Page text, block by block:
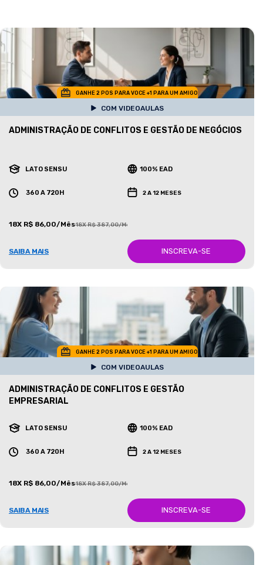
GANHE 2 POS PARA VOCE +1 PARA UM AMIGO
COM VIDEOAULAS
ADMINISTRAÇÃO DE CONFLITOS E GESTÃO DE NEGÓCIOS
LATO SENSU 100% EAD
360 A 720H 2 A 12 MESES
18X R$ 86,00/Mês18X R$ 387,00/Mês
SAIBA MAIS INSCREVA-SE
GANHE 2 POS PARA VOCE +1 PARA UM AMIGO
COM VIDEOAULAS
ADMINISTRAÇÃO DE CONFLITOS E GESTÃO
EMPRESARIAL
LATO SENSU 100% EAD
360 A 720H 2 A 12 MESES
18X R$ 86,00/Mês18X R$ 387,00/Mês
SAIBA MAIS INSCREVA-SE